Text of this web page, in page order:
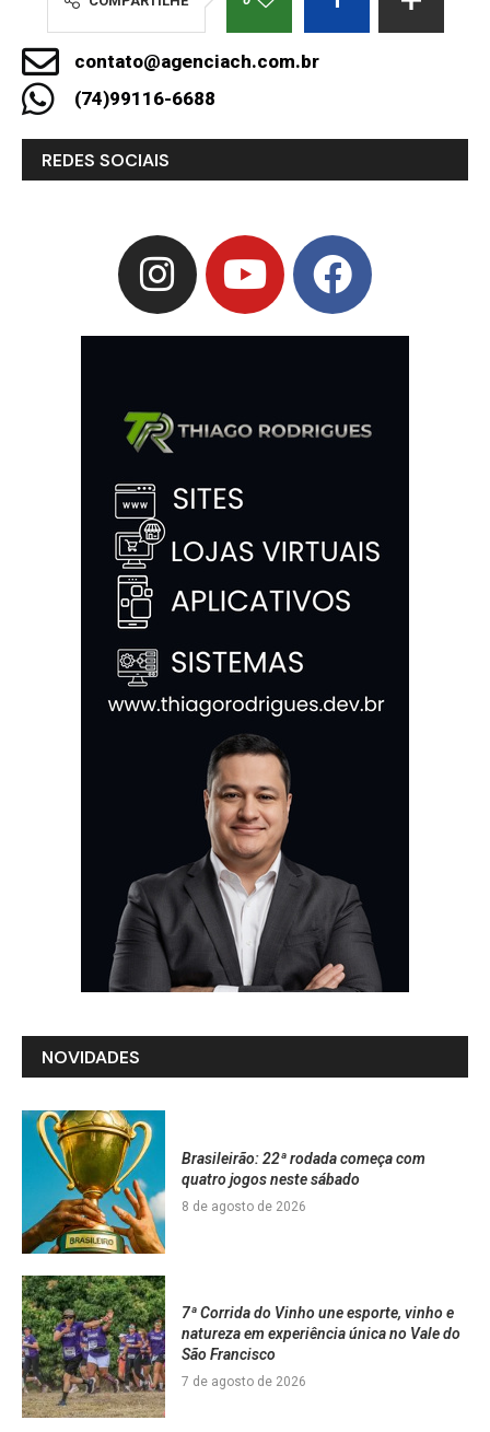
contato@agenciach.com.br
(74)99116-6688
REDES SOCIAIS
NOVIDADES
Brasileirão: 22ª rodada começa com
quatro jogos neste sábado
8 de agosto de 2026
7ª Corrida do Vinho une esporte, vinho e
natureza em experiência única no Vale do
São Francisco
7 de agosto de 2026